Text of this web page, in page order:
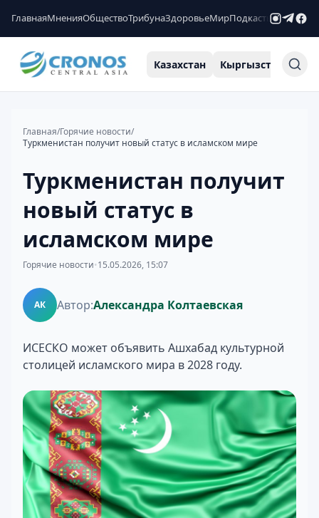
ГлавнаяМненияОбществоТрибунаЗдоровьеМирПодкастыРейтинги
Казахстан Кыргызстан
Главная/Горячие новости/
Туркменистан получит новый статус в исламском мире
Туркменистан получит
новый статус в
исламском мире
Горячие новости•15.05.2026, 15:07
АК Автор:Александра Колтаевская
ИСЕСКО может объявить Ашхабад культурной
столицей исламского мира в 2028 году.